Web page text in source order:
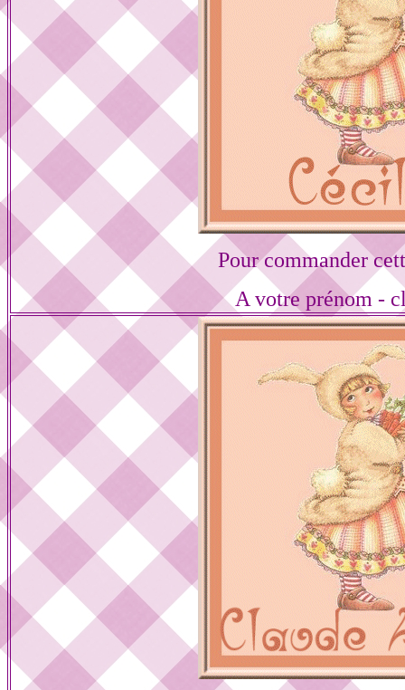
Pour commander
A votre prénom -